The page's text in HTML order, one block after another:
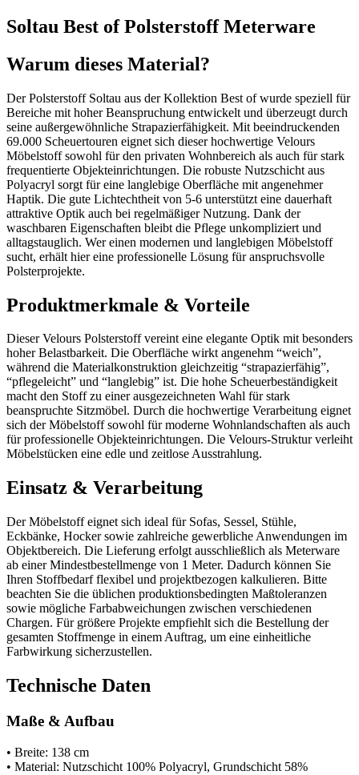
Soltau Best of Polsterstoff Meterware
Warum dieses Material?
Der Polsterstoff Soltau aus der Kollektion Best of wurde speziell für
Bereiche mit hoher Beanspruchung entwickelt und überzeugt durch
seine außergewöhnliche Strapazierfähigkeit. Mit beeindruckenden
69.000 Scheuertouren eignet sich dieser hochwertige Velours
Möbelstoff sowohl für den privaten Wohnbereich als auch für stark
frequentierte Objekteinrichtungen. Die robuste Nutzschicht aus
Polyacryl sorgt für eine langlebige Oberfläche mit angenehmer
Haptik. Die gute Lichtechtheit von 5-6 unterstützt eine dauerhaft
attraktive Optik auch bei regelmäßiger Nutzung. Dank der
waschbaren Eigenschaften bleibt die Pflege unkompliziert und
alltagstauglich. Wer einen modernen und langlebigen Möbelstoff
sucht, erhält hier eine professionelle Lösung für anspruchsvolle
Polsterprojekte.
Produktmerkmale & Vorteile
Dieser Velours Polsterstoff vereint eine elegante Optik mit besonders
hoher Belastbarkeit. Die Oberfläche wirkt angenehm “weich”,
während die Materialkonstruktion gleichzeitig “strapazierfähig”,
“pflegeleicht” und “langlebig” ist. Die hohe Scheuerbeständigkeit
macht den Stoff zu einer ausgezeichneten Wahl für stark
beanspruchte Sitzmöbel. Durch die hochwertige Verarbeitung eignet
sich der Möbelstoff sowohl für moderne Wohnlandschaften als auch
für professionelle Objekteinrichtungen. Die Velours-Struktur verleiht
Möbelstücken eine edle und zeitlose Ausstrahlung.
Einsatz & Verarbeitung
Der Möbelstoff eignet sich ideal für Sofas, Sessel, Stühle,
Eckbänke, Hocker sowie zahlreiche gewerbliche Anwendungen im
Objektbereich. Die Lieferung erfolgt ausschließlich als Meterware
ab einer Mindestbestellmenge von 1 Meter. Dadurch können Sie
Ihren Stoffbedarf flexibel und projektbezogen kalkulieren. Bitte
beachten Sie die üblichen produktionsbedingten Maßtoleranzen
sowie mögliche Farbabweichungen zwischen verschiedenen
Chargen. Für größere Projekte empfiehlt sich die Bestellung der
gesamten Stoffmenge in einem Auftrag, um eine einheitliche
Farbwirkung sicherzustellen.
Technische Daten
Maße & Aufbau
• Breite: 138 cm
• Material: Nutzschicht 100% Polyacryl, Grundschicht 58%